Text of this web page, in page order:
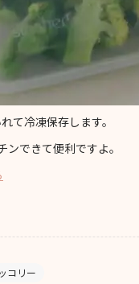
て冷凍保存します。
できて便利ですよ。
コリー